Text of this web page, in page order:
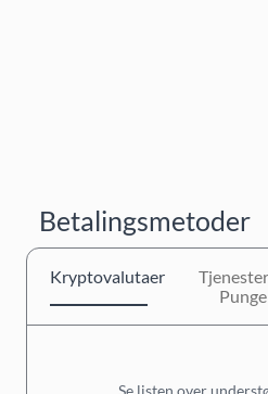
Betalingsmetoder
Kryptovalutaer
Punge
Se listen over